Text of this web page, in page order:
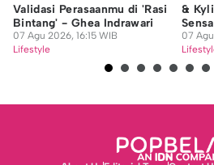
Validasi Perasaanmu di 'Rasi
Bintang' - Ghea Indrawari
07 Agu 2026, 16:15 WIB
Lifestyle
&
07